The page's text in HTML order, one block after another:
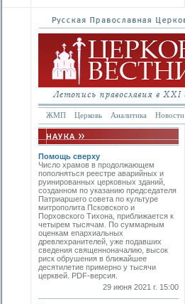
ЖМП Церковь Аналитика Новости
Помощь сверху
Число храмов в продолжающем
пополняться реестре аварийных и
руинированных церковных зданий,
созданном по указанию председателя
Патриаршего совета по культуре
митропо­лита Псковского и
Порховского Тихона, приближается к
четырем тысячам. По суммарным
оценкам епархиальных
древлехранителей, уже подавших
сведения священноначалию, высок
риск обрушения в ближайшее
десятилетие примерно у тысячи
церквей. PDF-версия.
29 июня 2021 г. 15:00